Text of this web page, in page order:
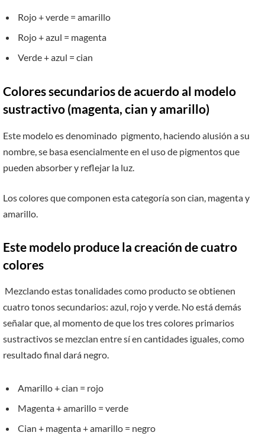
Rojo + verde = amarillo
Rojo + azul = magenta
Verde + azul = cian
Colores secundarios de acuerdo al modelo
sustractivo (magenta, cian y amarillo)
Este modelo es denominado pigmento, haciendo alusión a su
nombre, se basa esencialmente en el uso de pigmentos que
pueden absorber y reflejar la luz.
Los colores que componen esta categoría son cian, magenta y
amarillo.
Este modelo produce la creación de cuatro
colores
Mezclando estas tonalidades como producto se obtienen
cuatro tonos secundarios: azul, rojo y verde. No está demás
señalar que, al momento de que los tres colores primarios
sustractivos se mezclan entre sí en cantidades iguales, como
resultado final dará negro.
Amarillo + cian = rojo
Magenta + amarillo = verde
Cian + magenta + amarillo = negro